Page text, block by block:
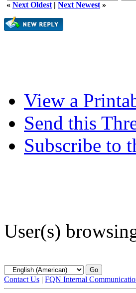
« Next Oldest | Next Newest »
View a
Send this
Subscribe to
User(s)
Contact Us | FQN Internal